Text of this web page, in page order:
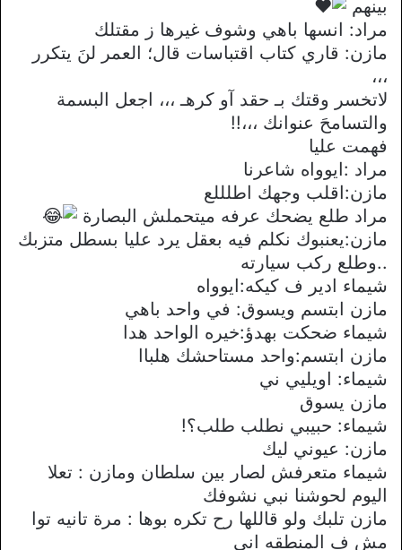
بينهم
مراد: انسها باهي وشوف غيرها ز مقتلك
مازن: قاري كتاب اقتباسات قال؛ العمر لنَ يتكرر
،،،
لاتخسر وقتك بـ حقد آو كرهـ ،،، اجعل البسمة
والتسامحَ عنوانك ،،،!!
فهمت عليا
مراد :ايوواه شاعرنا
مازن:اقلب وجهك اطلللع
مراد طلع يضحك عرفه ميتحملش البصارة
مازن:يعنبوك نكلم فيه بعقل يرد عليا بسطل متزبك
..وطلع ركب سيارته
شيماء ادير ف كيكه:ايوواه
مازن ابتسم ويسوق: في واحد باهي
شيماء ضحكت بهدؤ:خيره الواحد هدا
مازن ابتسم:واحد مستاحشك هلباا
شيماء: اويليي ني
مازن يسوق
شيماء: حبيبي نطلب طلب؟!
مازن: عيوني ليك
شيماء متعرفش لصار بين سلطان ومازن : تعلا
اليوم لحوشنا نبي نشوفك
مازن تلبك ولو قاللها رح تكره بوها : مرة تانيه توا
مش ف المنطقه اني